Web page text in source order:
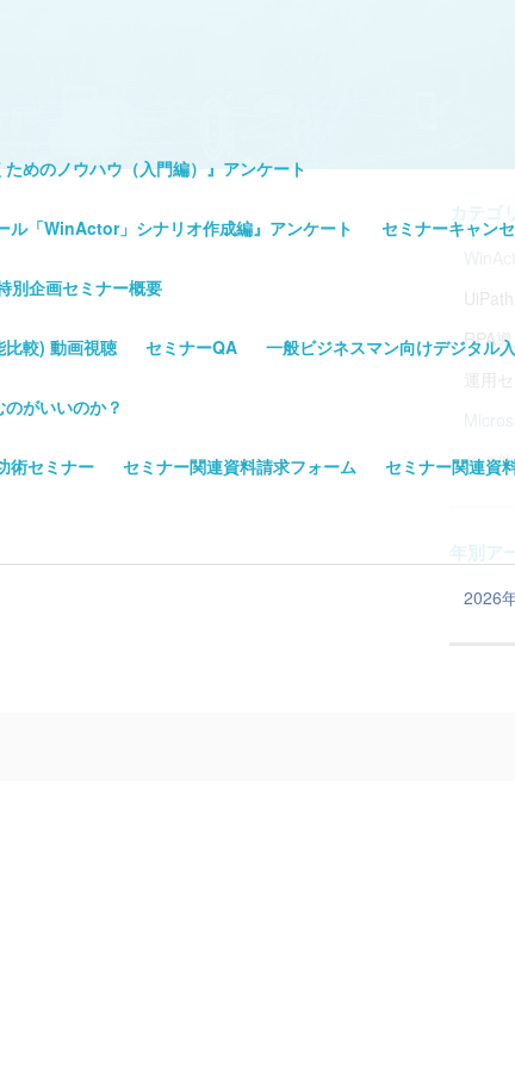
めのノウハウ（入門編）』アンケート
ル「WinActor」シナリオ作成編』アンケート セミナーキャン
別企画セミナー概要
較) 動画視聴 セミナーQA 一般ビジネスマン向けデジタル
がいいのか？
術セミナー セミナー関連資料請求フォーム セミナー関連資
カテゴリ
UiPath
RPA
運用
その
年別ア
2026